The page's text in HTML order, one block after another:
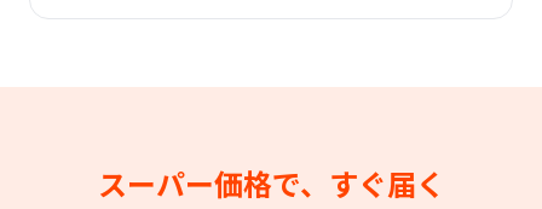
スーパー価格で、すぐ届く